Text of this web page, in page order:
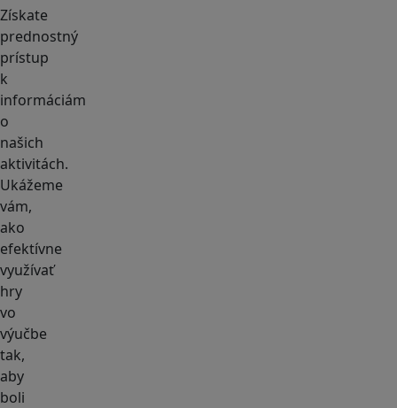
Získate
prednostný
prístup
k
informáciám
o
našich
aktivitách.
Ukážeme
vám,
ako
efektívne
využívať
hry
vo
výučbe
tak,
aby
boli